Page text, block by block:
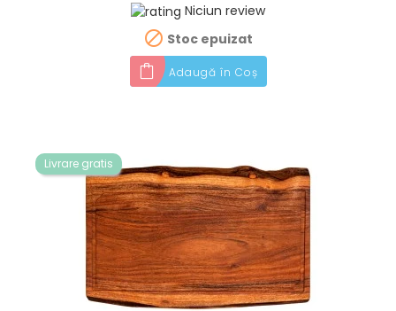
Niciun review
 Stoc epuizat
Adaugă în Coș
Livrare gratis